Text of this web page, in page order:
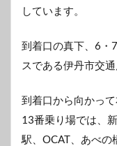
しています。
到着口の真下、6・
スである伊丹市交
到着口から向かっ
13番乗り場では、
駅、OCAT、あべの